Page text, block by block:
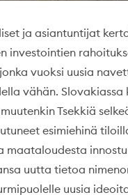
ja asiantuntijat
investointien
vuoksi uusia
vähän. Slovakiassa
Tsekkiä
esimiehinä
maataloudesta
uutta tietoa
uusia